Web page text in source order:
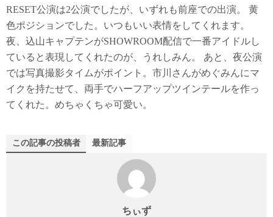
RESET公演は2公演でしたが、いずれも前座での出演。 黄
色ポジションでした。いつもいい表情をしてくれます。
夜、込山キャプテンがSHOWROOM配信で一番アイドルし
ていると表現してくれたのが、うれしみん。 あと、夜公演
では写真撮影タイムがポイント。市川さんがめぐみんにマ
イクを持たせて、両手でハーフアップツインテールを作っ
てくれた。めちゃくちゃ可愛い。
この記事の投稿者 最新記事
ちぃず